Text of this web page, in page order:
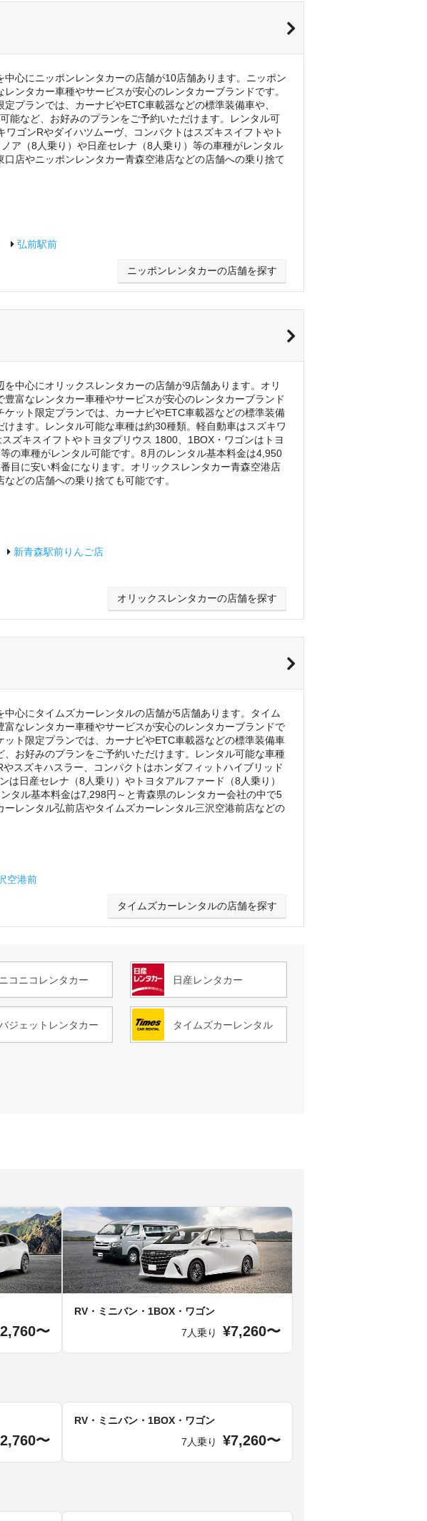
心にニッポンレンタカーの店舗が10店舗あります。ニッポン
ンタカー車種やサービスが安心のレンタカーブランドです。
プランでは、カーナビやETC車載器などの標準装備車や、
能など、お好みのプランをご予約いただけます。レンタル可
ゴンRやダイハツムーヴ、コンパクトはスズキスイフトやト
ア（8人乗り）や日産セレナ（8人乗り）等の車種がレンタル
店やニッポンレンタカー青森空港店などの店舗への乗り捨て
弘前駅前
ニッポンレンタカーの店舗を探す
中心にオリックスレンタカーの店舗が9店舗あります。オリ
富なレンタカー車種やサービスが安心のレンタカーブランド
ット限定プランでは、カーナビやETC車載器などの標準装備
ます。レンタル可能な車種は約30種類。軽自動車はスズキワ
ズキスイフトやトヨタプリウス 1800、1BOX・ワゴンはトヨ
の車種がレンタル可能です。8月のレンタル基本料金は4,950
目に安い料金になります。オリックスレンタカー青森空港店
どの店舗への乗り捨ても可能です。
新青森駅前りんご店
オリックスレンタカーの店舗を探す
心にタイムズカーレンタルの店舗が5店舗あります。タイム
なレンタカー車種やサービスが安心のレンタカーブランドで
ト限定プランでは、カーナビやETC車載器などの標準装備車
お好みのプランをご予約いただけます。レンタル可能な車種
スズキハスラー、コンパクトはホンダフィットハイブリッド
日産セレナ（8人乗り）やトヨタアルファード（8人乗り）
タル基本料金は7,298円～と青森県のレンタカー会社の中で5
レンタル弘前店やタイムズカーレンタル三沢空港前店などの
空港前
タイムズカーレンタルの店舗を探す
ニコニコレンタカー 日産レンタカー
ジェットレンタカー タイムズカーレンタル
〜
RV・ミニバン・1BOX・ワゴン
7人乗り
¥7,260〜
〜
RV・ミニバン・1BOX・ワゴン
7人乗り
¥7,260〜